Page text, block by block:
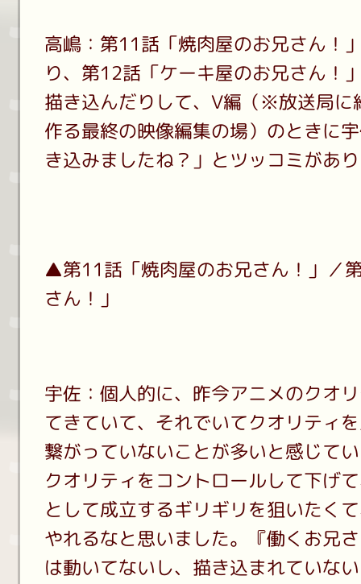
高嶋：第11話「焼肉屋のお兄さん！
り、第12話「ケーキ屋のお兄さん！
描き込んだりして、V編（※放送局に
作る最終の映像編集の場）のときに
き込みましたね？」とツッコミがあ
▲第11話「焼肉屋のお兄さん！」／
さん！」
宇佐：個人的に、昨今アニメのクオ
てきていて、それでいてクオリティ
繋がっていないことが多いと感じて
クオリティをコントロールして下げ
として成立するギリギリを狙いたく
やれるなと思いました。『働くお兄
は動いてないし、描き込まれていな